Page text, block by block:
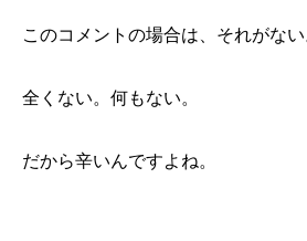
このコメントの場合は、それがない
全くない。何もない。
だから辛いんですよね。